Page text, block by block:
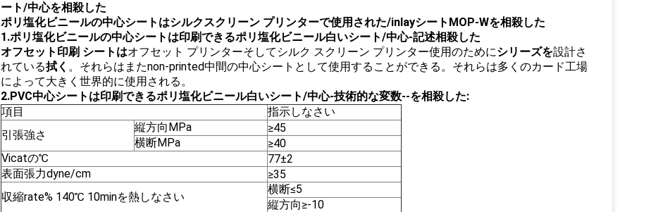
ート/中心を相殺した
ポリ塩化ビニールの中心シートはシルクスクリーン プリンターで使用された/inlayシートMOP-Wを相殺した
1.ポリ塩化ビニールの中心シートは印刷できるポリ塩化ビニール白いシート/中心-記述相殺した
オフセット印刷 シートはオフセット プリンターそしてシルク スクリーン プリンター使用のためにシリーズを設計さ
れている拭く 。それらはまたnon-printed中間の中心シートとして使用することができる。それらは多くのカード工場
によって大きく世界的に使用される。
2.PVC中心シートは印刷できるポリ塩化ビニール白いシート/中心-技術的な変数--を相殺した:
項目
指示しなさい
引張強さ
縦方向MPa
≥45
横断MPa
≥40
Vicatの℃
77±2
表面張力dyne/cm
≥35
収縮rate% 140℃ 10minを熱しなさい
横断≤5
縦方向≥-10